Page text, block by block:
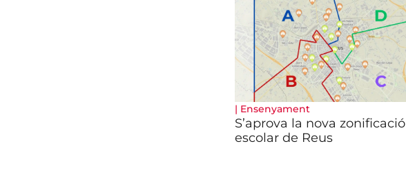
| Ensenyament
S’aprova la nova zonificació
escolar de Reus